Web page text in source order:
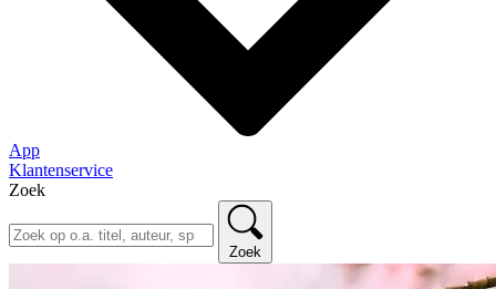
App
Klantenservice
Zoek
Zoek